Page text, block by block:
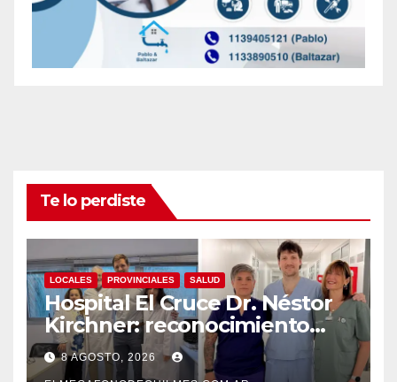
Te lo perdiste
LOCALES PROVINCIALES SALUD
Hospital El Cruce Dr. Néstor
Kirchner: reconocimiento
internacional a la calidad de
su atención
8 AGOSTO, 2026